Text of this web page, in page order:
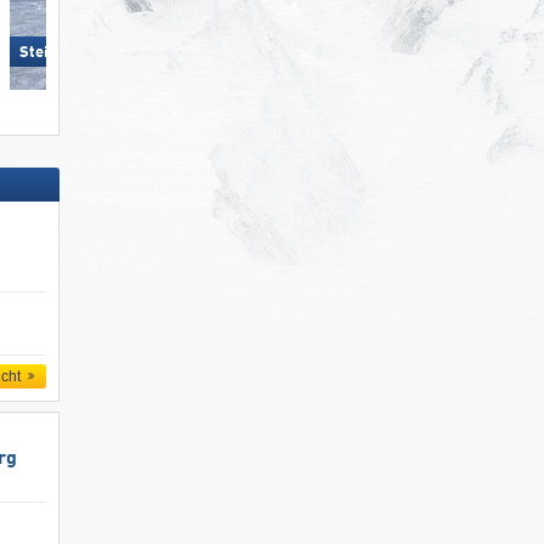
Steinplatte Winklmoosalm
Sulden am Ortler (Solda